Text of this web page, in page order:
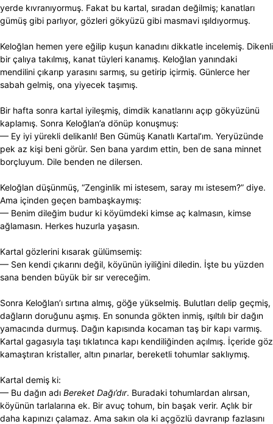
yerde kıvranıyormuş. Fakat bu kartal, sıradan değilmiş; kanatları
gümüş gibi parlıyor, gözleri gökyüzü gibi masmavi ışıldıyormuş.
Keloğlan hemen yere eğilip kuşun kanadını dikkatle incelemiş. Dikenli
bir çalıya takılmış, kanat tüyleri kanamış. Keloğlan yanındaki
mendilini çıkarıp yarasını sarmış, su getirip içirmiş. Günlerce her
sabah gelmiş, ona yiyecek taşımış.
Bir hafta sonra kartal iyileşmiş, dimdik kanatlarını açıp gökyüzünü
kaplamış. Sonra Keloğlan’a dönüp konuşmuş:
— Ey iyi yürekli delikanlı! Ben Gümüş Kanatlı Kartal’ım. Yeryüzünde
pek az kişi beni görür. Sen bana yardım ettin, ben de sana minnet
borçluyum. Dile benden ne dilersen.
Keloğlan düşünmüş, “Zenginlik mi istesem, saray mı istesem?” diye.
Ama içinden geçen bambaşkaymış:
— Benim dileğim budur ki köyümdeki kimse aç kalmasın, kimse
ağlamasın. Herkes huzurla yaşasın.
Kartal gözlerini kısarak gülümsemiş:
— Sen kendi çıkarını değil, köyünün iyiliğini diledin. İşte bu yüzden
sana benden büyük bir sır vereceğim.
Sonra Keloğlan’ı sırtına almış, göğe yükselmiş. Bulutları delip geçmiş,
dağların doruğunu aşmış. En sonunda gökten inmiş, ışıltılı bir dağın
yamacında durmuş. Dağın kapısında kocaman taş bir kapı varmış.
Kartal gagasıyla taşı tıklatınca kapı kendiliğinden açılmış. İçeride göz
kamaştıran kristaller, altın pınarlar, bereketli tohumlar saklıymış.
Kartal demiş ki:
— Bu dağın adı Bereket Dağı’dır. Buradaki tohumlardan alırsan,
köyünün tarlalarına ek. Bir avuç tohum, bin başak verir. Açlık bir
daha kapınızı çalamaz. Ama sakın ola ki açgözlü davranıp fazlasını